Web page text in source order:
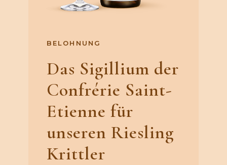
BELOHNUNG
Das Sigillium der
Confrérie Saint-
Etienne für
unseren Riesling
Krittler